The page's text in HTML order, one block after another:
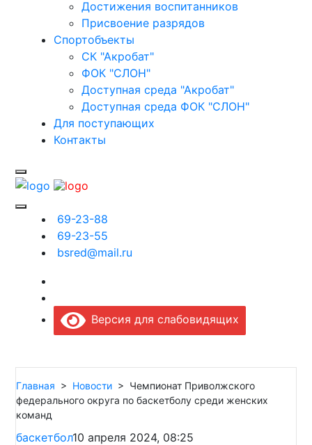
Достижения воспитанников
Присвоение разрядов
Спортобъекты
СК "Акробат"
ФОК "СЛОН"
Доступная среда "Акробат"
Доступная среда ФОК "СЛОН"
Для поступающих
Контакты
69-23-88
69-23-55
bsred@mail.ru
Версия для слабовидящих
Главная > Новости > Чемпионат Приволжского
федерального округа по баскетболу среди женских
команд
баскетбол10 апреля 2024, 08:25